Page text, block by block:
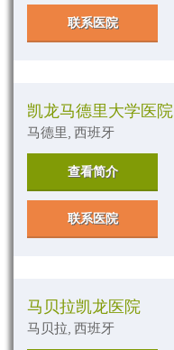
联系医院
凯龙马德里大学医院
马德里, 西班牙
查看简介
联系医院
马贝拉凯龙医院
马贝拉, 西班牙